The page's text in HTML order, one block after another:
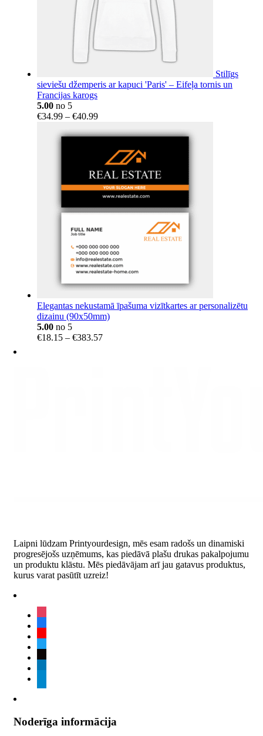
Stilīgs
sieviešu džemperis ar kapuci 'Paris' – Eifeļa tornis un
Francijas karogs
5.00 no 5
€34.99 – €40.99Price
€34.99
through
€40.99
Elegantas nekustamā īpašuma vizītkartes ar personalizētu
dizainu (90x50mm)
5.00 no 5
€18.15 – €383.57Price
Laipni lūdzam Printyourdesign, mēs esam radošs un dinamiski
progresējošs uzņēmums, kas piedāvā plašu drukas pakalpojumu
un produktu klāstu. Mēs piedāvājam arī jau gatavus produktus,
kurus varat pasūtīt uzreiz!
Noderīga informācija